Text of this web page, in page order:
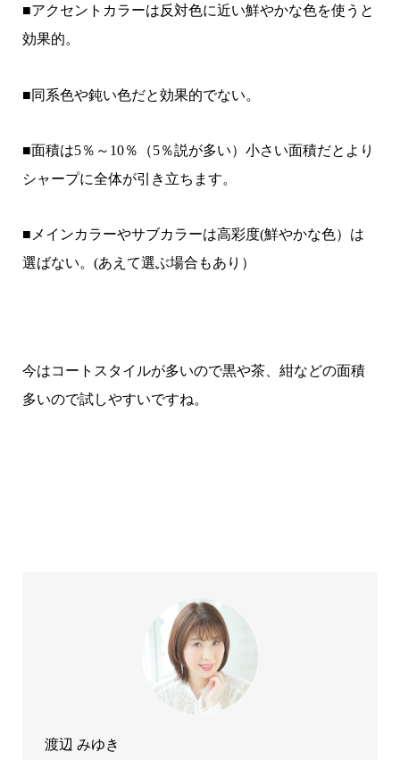
■アクセントカラーは反対色に近い鮮やかな色を使うと
効果的。
■同系色や鈍い色だと効果的でない。
■面積は5％～10％（5％説が多い）小さい面積だとより
シャープに全体が引き立ちます。
■メインカラーやサブカラーは高彩度(鮮やかな色）は
選ばない。(あえて選ぶ場合もあり）
今はコートスタイルが多いので黒や茶、紺などの面積
多いので試しやすいですね。
渡辺 みゆき